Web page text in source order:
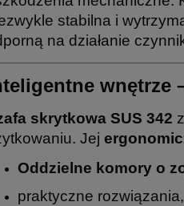
stabilna i
na działanie
wnętrze
skrytkowa SUS 342
Jej
Oddzielne komory o
praktyczne